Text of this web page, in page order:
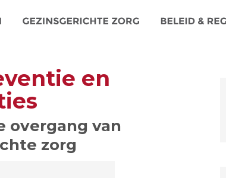
en
overgang van
zorg